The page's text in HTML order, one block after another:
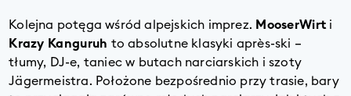
Kolejna potęga wśród alpejskich imprez. MooserWirt i
Krazy Kanguruh to absolutne klasyki après-ski –
tłumy, DJ-e, taniec w butach narciarskich i szoty
Jägermeistra. Położone bezpośrednio przy trasie, bary